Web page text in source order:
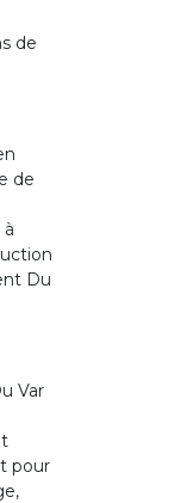
de
de
Du
Var
pour